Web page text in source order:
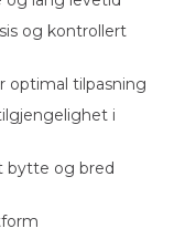
og kontrollert
optimal tilpasning
i
bytte og bred